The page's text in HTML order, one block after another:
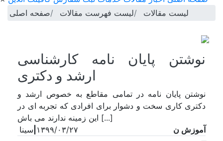
صفحه اصلی
لیست فهرست مقالات لیست مقالات
نوشتن پایان نامه کارشناسی
ارشد و دکتری
نوشتن پایان نامه در تمامی مقاطع به خصوص ارشد و
دکتری کاری سخت و دشوار برای افرادی که تجربه ای در
این زمینه ندارند می باش [...]
۱۳۹۹/۰۳/۲۷ سینا آموزش ن